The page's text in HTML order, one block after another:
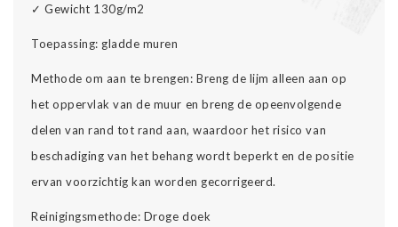
✓ Gewicht 130g/m2
Toepassing: gladde muren
Methode om aan te brengen: Breng de lijm alleen aan op
het oppervlak van de muur en breng de opeenvolgende
delen van rand tot rand aan, waardoor het risico van
beschadiging van het behang wordt beperkt en de positie
ervan voorzichtig kan worden gecorrigeerd.
Reinigingsmethode: Droge doek